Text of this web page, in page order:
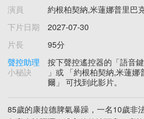
演員
約根柏契納,米蓮娜普里巴
下片日期
2027-07-30
片長
95分
聲控助理
小秘訣
按下聲控遙控器的「語音
」或 「約根柏契納,米蓮
爾」 可找到此影片。
85歲的康拉德脾氣暴躁，一名10歲非